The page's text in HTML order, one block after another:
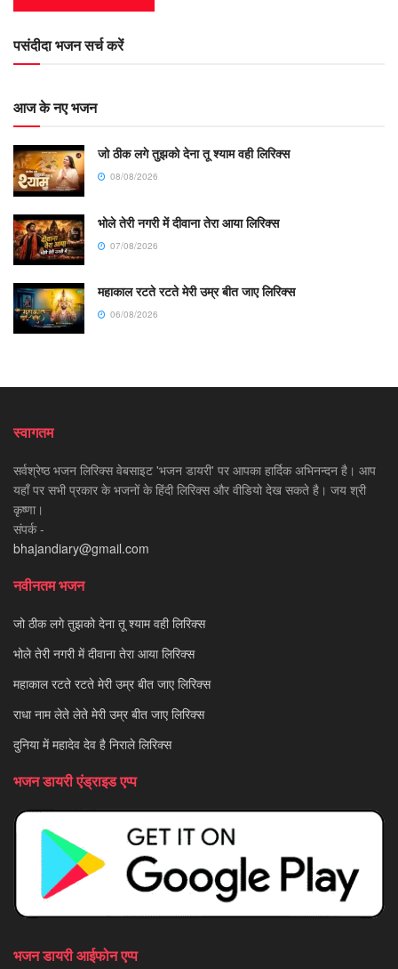
पसंदीदा भजन सर्च करें
आज के नए भजन
जो ठीक लगे तुझको देना तू श्याम वही लिरिक्स
08/08/2026
भोले तेरी नगरी में दीवाना तेरा आया लिरिक्स
07/08/2026
महाकाल रटते रटते मेरी उम्र बीत जाए लिरिक्स
06/08/2026
स्वागतम
सर्वश्रेष्ठ भजन लिरिक्स वेबसाइट 'भजन डायरी' पर आपका हार्दिक अभिनन्दन है। आप
यहाँ पर सभी प्रकार के भजनों के हिंदी लिरिक्स और वीडियो देख सकते है। जय श्री
कृष्णा।
संपर्क -
bhajandiary@gmail.com
नवीनतम भजन
जो ठीक लगे तुझको देना तू श्याम वही लिरिक्स
भोले तेरी नगरी में दीवाना तेरा आया लिरिक्स
महाकाल रटते रटते मेरी उम्र बीत जाए लिरिक्स
राधा नाम लेते लेते मेरी उम्र बीत जाए लिरिक्स
दुनिया में महादेव देव है निराले लिरिक्स
भजन डायरी एंड्राइड एप्प
भजन डायरी आईफोन एप्प